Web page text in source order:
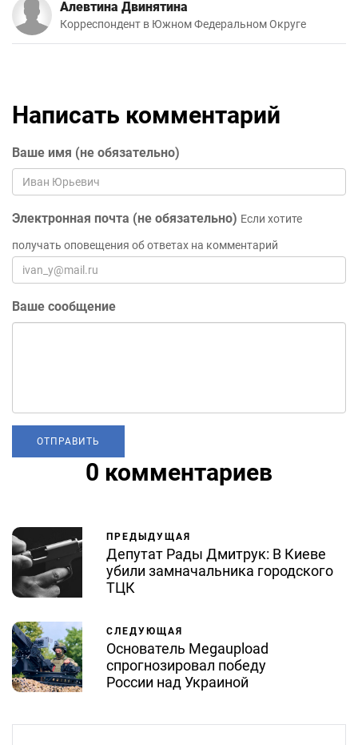
Алевтина Двинятина
Корреспондент в Южном Федеральном Округе
Написать комментарий
Ваше имя (не обязательно)
Электронная почта (не обязательно) Если хотите
получать оповещения об ответах на комментарий
Ваше сообщение
0 комментариев
ПРЕДЫДУЩАЯ
Депутат Рады Дмитрук: В Киеве
убили замначальника городского
ТЦК
СЛЕДУЮЩАЯ
Основатель Megaupload
спрогнозировал победу
России над Украиной